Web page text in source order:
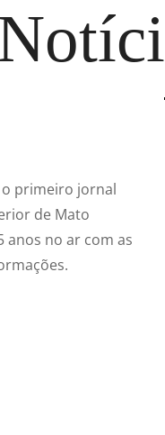
o primeiro jornal
de Mato
anos no ar com as